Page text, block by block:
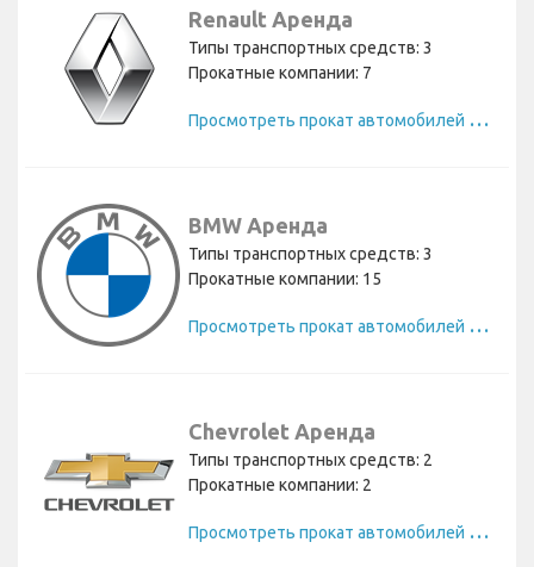
Renault Аренда
Типы транспортных средств: 3
Прокатные компании: 7
П
росмотреть прокат автомобилей Renault
BMW Аренда
Типы транспортных средств: 3
Прокатные компании: 15
П
росмотреть прокат автомобилей BMW
Chevrolet Аренда
Типы транспортных средств: 2
Прокатные компании: 2
П
росмотреть прокат автомобилей Chevrolet